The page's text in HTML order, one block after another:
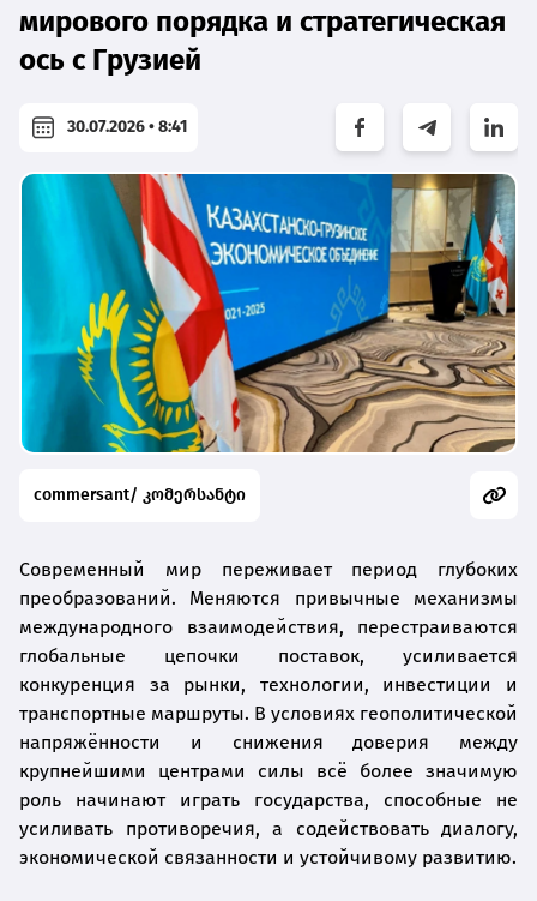
мирового порядка и стратегическая
ось с Грузией
30.07.2026 • 8:41
commersant/ კომერსანტი
Современный мир переживает период глубоких
преобразований. Меняются привычные механизмы
международного взаимодействия, перестраиваются
глобальные цепочки поставок, усиливается
конкуренция за рынки, технологии, инвестиции и
транспортные маршруты. В условиях геополитической
напряжённости и снижения доверия между
крупнейшими центрами силы всё более значимую
роль начинают играть государства, способные не
усиливать противоречия, а содействовать диалогу,
экономической связанности и устойчивому развитию.